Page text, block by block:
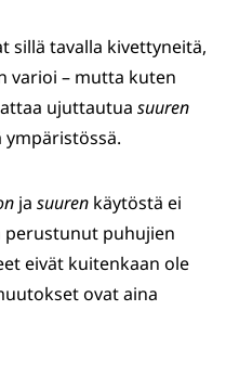
sillä tavalla kivettyneitä,
varioi – mutta kuten
ujuttautua suuren
ja suuren käytöstä ei
perustunut puhujien
eivät kuitenkaan ole
ovat aina